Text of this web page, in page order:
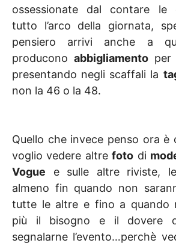
ossessionate dal contare le
tutto l’arco della giornata,
pensiero arrivi anche a
producono abbigliamento per
presentando negli scaffali la
non la 46 o la 48.
Quello che invece penso ora è
voglio vedere altrefoto di
Vogue e sulle altre riviste,
almeno fin quando non
tutte le altre e fino a quando
più il bisogno e il dovere
segnalarne l’evento…perchè